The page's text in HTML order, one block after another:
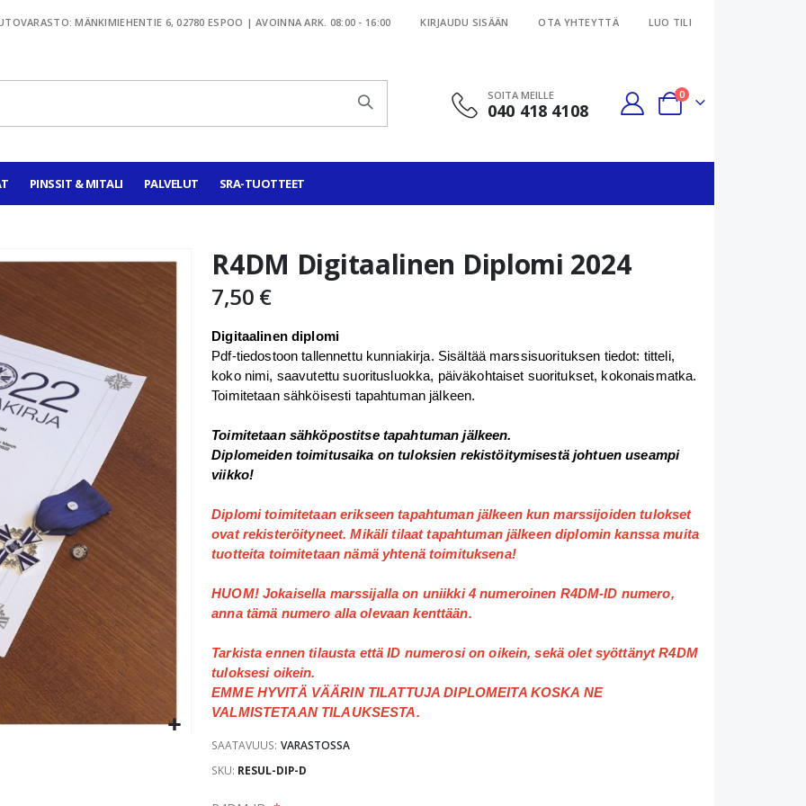
MÄNKIMIEHENTIE 6, 02780 ESPOO | AVOINNA ARK. 08:00 - 16:00 KIRJAUDU SISÄÄN OTA YHTEYTTÄ LUO TILI
SOITA MEILLE
040 418 4108 Cart
0tuotteet
PINSSIT & MITALI PALVELUT SRA-TUOTTEET
R4DM Digitaalinen Diplomi 2024
7,50 €
Digitaalinen diplomi
Pdf-tiedostoon tallennettu kunniakirja. Sisältää marssisuorituksen tiedot: titteli,
koko nimi, saavutettu suoritusluokka, päiväkohtaiset suoritukset, kokonaismatka.
Toimitetaan sähköisesti tapahtuman jälkeen.
Toimitetaan sähköpostitse tapahtuman jälkeen.
Diplomeiden toimitusaika on tuloksien rekistöitymisestä johtuen useampi
viikko!
Diplomi toimitetaan erikseen tapahtuman jälkeen kun marssijoiden tulokset
ovat rekisteröityneet. Mikäli tilaat tapahtuman jälkeen diplomin kanssa muita
tuotteita toimitetaan nämä yhtenä toimituksena!
HUOM! Jokaisella marssijalla on uniikki 4 numeroinen R4DM-ID numero,
anna tämä numero alla olevaan kenttään.
Tarkista ennen tilausta että ID numerosi on oikein, sekä olet syöttänyt R4DM
tuloksesi oikein.
EMME HYVITÄ VÄÄRIN TILATTUJA DIPLOMEITA KOSKA NE
VALMISTETAAN TILAUKSESTA.
SAATAVUUS: VARASTOSSA
SKU RESUL-DIP-D